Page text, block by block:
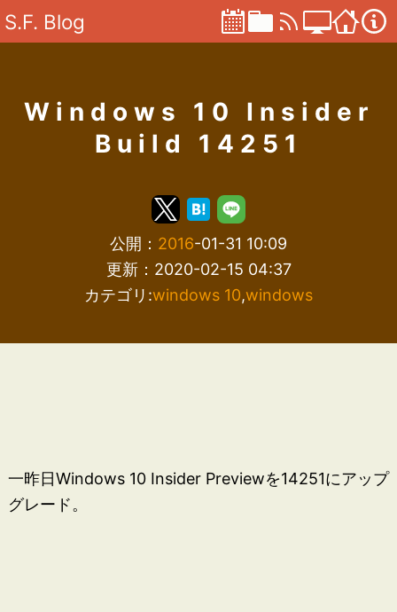
S.F. Blog
Windows 10 Insider
Build 14251
公開： 2016-01-31 10:09
更新：2020-02-15 04:37
カテゴリ:windows 10,windows
一昨日Windows 10 Insider Previewを14251にアップ
グレード。